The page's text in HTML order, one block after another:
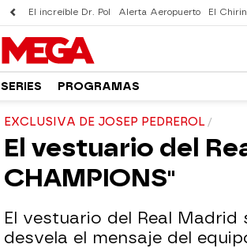
El increíble Dr. Pol Alerta Aeropuerto El
SERIES PROGRAMAS
EXCLUSIVA DE JOSEP PEDREROL
El vestuario del
CHAMPIONS"
El vestuario del Real
desvela el mensaje del